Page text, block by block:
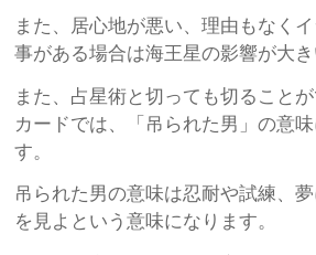
また、居心地が悪い、理由もなく
事がある場合は海王星の影響が大き
また、占星術と切っても切ること
カードでは、「吊られた男」の意
す。
吊られた男の意味は忍耐や試練、
を見よという意味になります。